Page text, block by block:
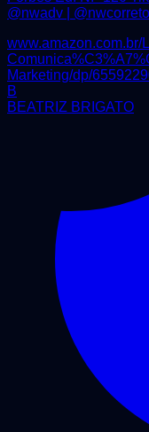
@nwadv |
www.amazon.com.br/
Marketing/dp/
B
BEATRIZ BRIGATO